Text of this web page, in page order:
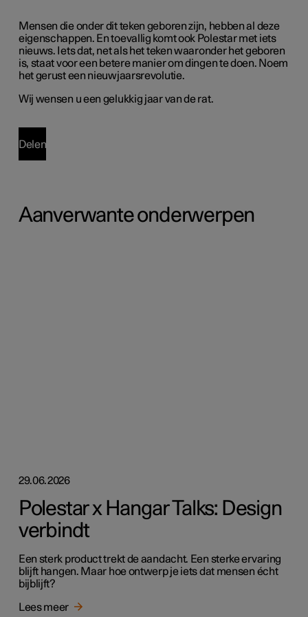
Mensen die onder dit teken geboren zijn, hebben al deze
eigenschappen. En toevallig komt ook Polestar met iets
nieuws. Iets dat, net als het teken waaronder het geboren
is, staat voor een betere manier om dingen te doen. Noem
het gerust een nieuwjaarsrevolutie.
Wij wensen u een gelukkig jaar van de rat.
Delen
Aanverwante onderwerpen
29.06.2026
Polestar x Hangar Talks: Design
verbindt
Een sterk product trekt de aandacht. Een sterke ervaring
blijft hangen. Maar hoe ontwerp je iets dat mensen écht
bijblijft?
Lees meer